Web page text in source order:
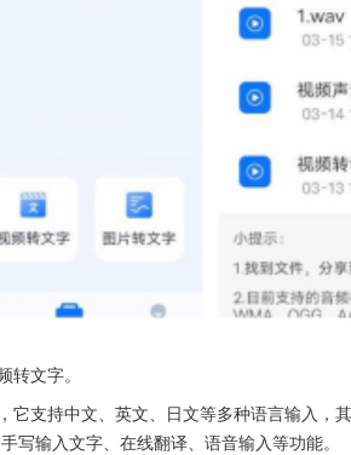
文字。
它支持中文、英文、日文等多种语言输入，
手写输入文字、在线翻译、语音输入等功能。